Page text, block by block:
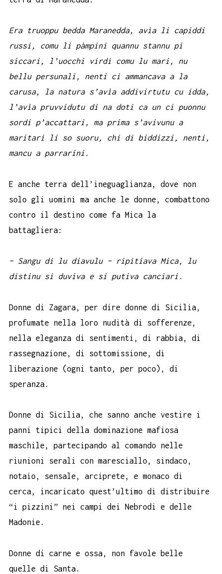
Era truoppu bedda Maranedda, avìa li capiddi
russi, comu li pàmpini quannu stannu pi
siccari, l’uocchi virdi comu lu mari, nu
bellu persunali, nenti ci ammancava a la
carusa, la natura s’avìa addivirtutu cu idda,
l’avìa pruvvidutu di na doti ca un ci puonnu
sordi p’accattari, ma prima s’avivunu a
maritari li so suoru, chi di biddizzi, nenti,
mancu a parrarini.
E anche terra dell’ineguaglianza, dove non
solo gli uomini ma anche le donne, combattono
contro il destino come fa Mica la
battagliera:
– Sangu di lu diavulu – ripitiava Mica, lu
distinu si duviva e si putiva canciari.
Donne di Zagara, per dire donne di Sicilia,
profumate nella loro nudità di sofferenze,
nella eleganza di sentimenti, di rabbia, di
rassegnazione, di sottomissione, di
liberazione (ogni tanto, per poco), di
speranza.
Donne di Sicilia, che sanno anche vestire i
panni tipici della dominazione mafiosa
maschile, partecipando al comando nelle
riunioni serali con maresciallo, sindaco,
notaio, sensale, arciprete, e monaco di
cerca, incaricato quest’ultimo di distribuire
“i pizzini” nei campi dei Nebrodi e delle
Madonie.
Donne di carne e ossa, non favole belle
quelle di Santa.